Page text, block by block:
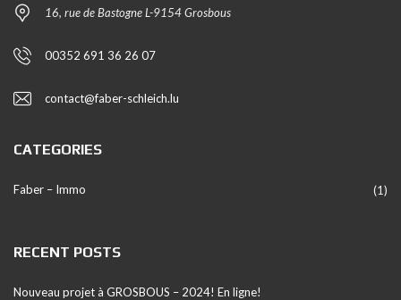
16, rue de Bastogne L-9154 Grosbous
00352 691 36 26 07
contact@faber-schleich.lu
CATEGORIES
Faber – Immo (1)
RECENT POSTS
Nouveau projet à GROSBOUS – 2024! En ligne!